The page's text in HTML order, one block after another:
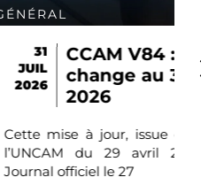
: ce qui
31 juillet
de la décision de
2026 publiée au